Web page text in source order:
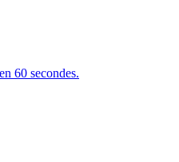
60 secondes.